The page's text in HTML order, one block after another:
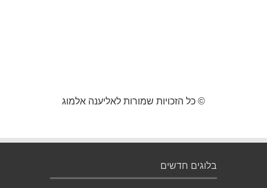
© כל הזכויות שמורות לאליענה אלמוג
בלוגים חדשים